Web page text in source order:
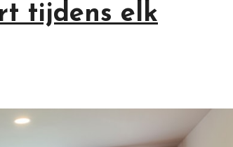
tijdens elk